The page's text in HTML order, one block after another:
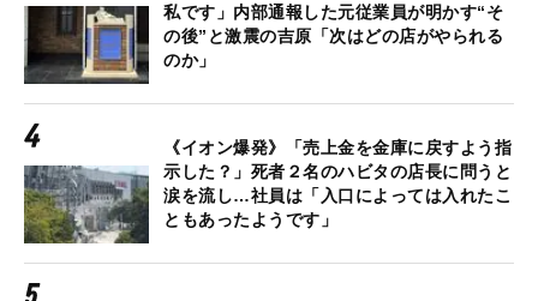
私です」内部通報した元従業員が明かす“そ
の後”と激震の吉原「次はどの店がやられる
のか」
《イオン爆発》「売上金を金庫に戻すよう指
示した？」死者２名のハビタの店長に問うと
涙を流し…社員は「入口によっては入れたこ
ともあったようです」